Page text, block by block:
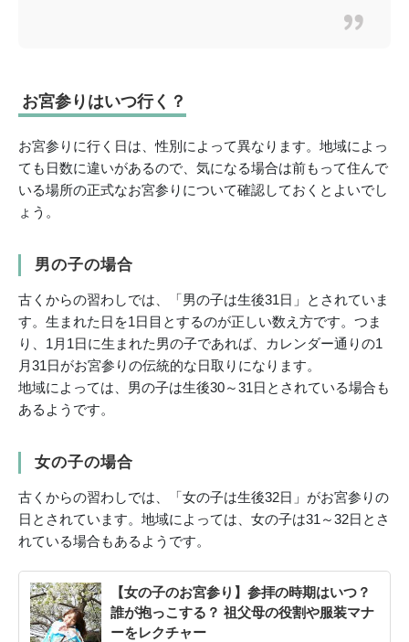
お宮参りはいつ行く？
お宮参りに行く日は、性別によって異なります。地域によっ
ても日数に違いがあるので、気になる場合は前もって住んで
いる場所の正式なお宮参りについて確認しておくとよいでし
ょう。
男の子の場合
古くからの習わしでは、「男の子は生後31日」とされていま
す。生まれた日を1日目とするのが正しい数え方です。つま
り、1月1日に生まれた男の子であれば、カレンダー通りの1
月31日がお宮参りの伝統的な日取りになります。
地域によっては、男の子は生後30～31日とされている場合も
あるようです。
女の子の場合
古くからの習わしでは、「女の子は生後32日」がお宮参りの
日とされています。地域によっては、女の子は31～32日とさ
れている場合もあるようです。
【女の子のお宮参り】参拝の時期はいつ？
誰が抱っこする？ 祖父母の役割や服装マナ
ーをレクチャー